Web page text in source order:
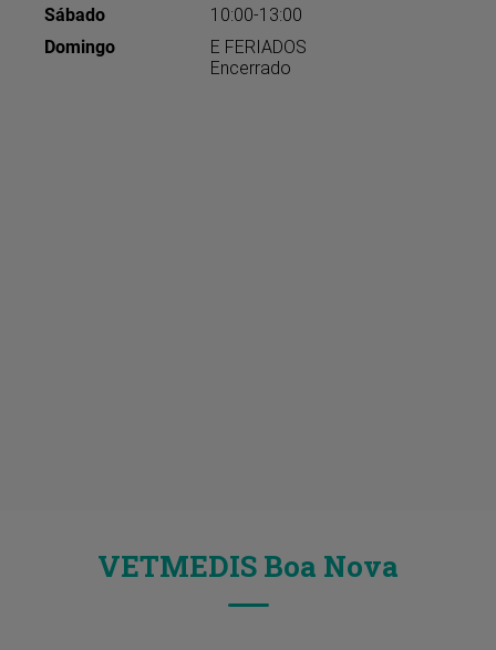
Sábado
10:00-13:00
Domingo
E FERIADOS
Encerrado
VETMEDIS Boa Nova